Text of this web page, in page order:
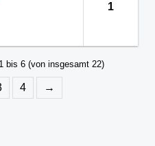
1
bis 6 (von insgesamt 22)
4 →